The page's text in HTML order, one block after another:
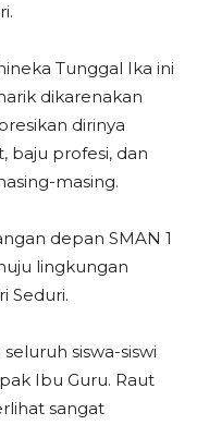
Tunggal Ika ini
dikarenakan
dirinya
baju profesi, dan
masing.
depan SMAN 1
lingkungan
Seduri.
siswa-siswi
Ibu Guru. Raut
sangat